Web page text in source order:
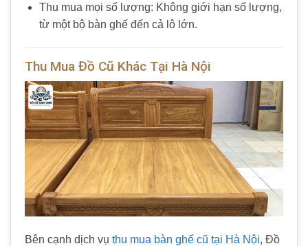
Thu mua mọi số lượng: Không giới hạn số lượng,
từ một bộ bàn ghế đến cả lô lớn.
Thu Mua Đồ Cũ Khác Tại Hà Nội
Bên cạnh dịch vụ thu mua bàn ghế cũ tại Hà Nội, Đồ